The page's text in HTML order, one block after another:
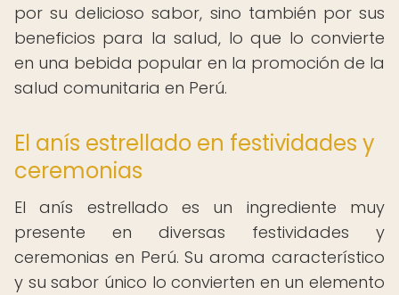
por su delicioso sabor, sino también por sus
beneficios para la salud, lo que lo convierte
en una bebida popular en la promoción de la
salud comunitaria en Perú.
El anís estrellado en festividades y
ceremonias
El anís estrellado es un ingrediente muy
presente en diversas festividades y
ceremonias en Perú. Su aroma característico
y su sabor único lo convierten en un elemento